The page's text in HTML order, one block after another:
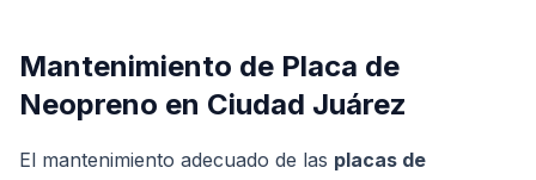
Mantenimiento de Placa de
Neopreno en Ciudad Juárez
El mantenimiento adecuado de las placas de